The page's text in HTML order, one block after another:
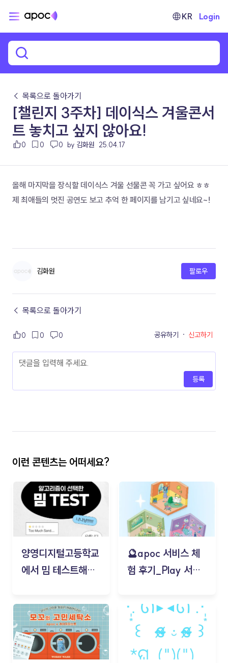
KR Login
← 목록으로 돌아가기
[챌린지 3주차] 데이식스 겨울콘서
트 놓치고 싶지 않아요!
0 0 0 by 김화원 25.04.17
올해 마지막을 장식할 데이식스 겨울 선물콘 꼭 가고 싶어요 ㅎㅎ
제 최애들의 멋진 공연도 보고 추억 한 페이지를 남기고 싶네요~!
김화원 팔로우
← 목록으로 돌아가기
0 0 0 공유하기 · 신고하기
등록
이런 콘텐츠는 어떠세요?
양영디지털고등학교
에서 밈 테스트해보
🔮apoc 서비스 체
험 후기_Play 서비
김태현